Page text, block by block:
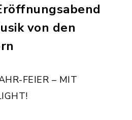
von den
FEIER – MIT